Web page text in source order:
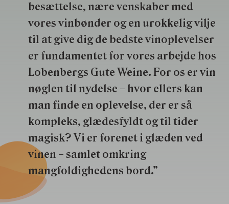
besættelse, nære venskaber med
vores vinbønder og en urokkelig vilje
til at give dig de bedste vinoplevelser
er fundamentet for vores arbejde hos
Lobenbergs Gute Weine. For os er vin
nøglen til nydelse – hvor ellers kan
man finde en oplevelse, der er så
kompleks, glædesfyldt og til tider
magisk? Vi er forenet i glæden ved
vinen – samlet omkring
mangfoldighedens bord.”